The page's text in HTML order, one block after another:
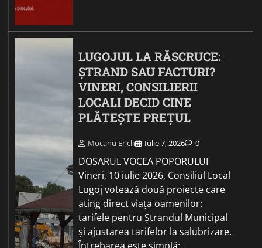
LUGOJUL LA RĂSCRUCE:
ȘTRAND SAU FACTURI?
VINERI, CONSILIERII
LOCALI DECID CINE
PLĂTEȘTE PREȚUL
Mocanu Erich Iulie 7, 2026 0
DOSARUL VOCEA POPORULUI
Vineri, 10 iulie 2026, Consiliul Local
Lugoj votează două proiecte care
ating direct viața oamenilor:
tarifele pentru Ștrandul Municipal
și ajustarea tarifelor la salubrizare.